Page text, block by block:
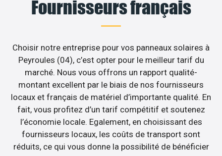
Fournisseurs français
Choisir notre entreprise pour vos panneaux solaires à
Peyroules (04), c’est opter pour le meilleur tarif du
marché. Nous vous offrons un rapport qualité-
montant excellent par le biais de nos fournisseurs
locaux et français de matériel d’importante qualité. En
fait, vous profitez d’un tarif compétitif et soutenez
l’économie locale. Egalement, en choisissant des
fournisseurs locaux, les coûts de transport sont
réduits, ce qui vous donne la possibilité de bénéficier